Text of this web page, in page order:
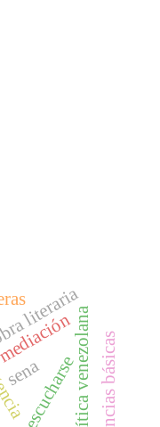
política venezolana
literaria
sena
escucharse